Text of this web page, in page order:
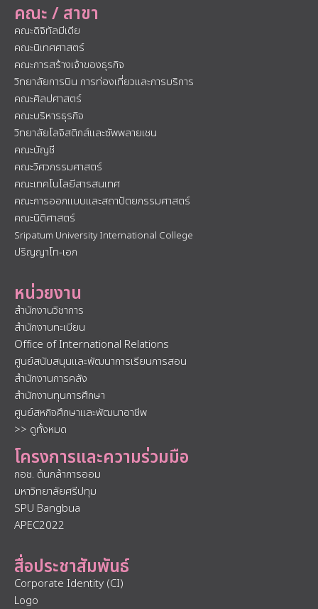
คณะ / สาขา
คณะดิจิทัลมีเดีย
คณะนิเทศศาสตร์
คณะการสร้างเจ้าของธุรกิจ
วิทยาลัยการบิน การท่องเที่ยวและการบริการ
คณะศิลปศาสตร์
คณะบริหารธุรกิจ
วิทยาลัยโลจิสติกส์และซัพพลายเชน
คณะบัญชี
คณะวิศวกรรมศาสตร์
คณะเทคโนโลยีสารสนเทศ
คณะการออกแบบและสถาปัตยกรรมศาสตร์
คณะนิติศาสตร์
Sripatum University International College
ปริญญาโท-เอก
หน่วยงาน
สำนักงานวิชาการ
สำนักงานทะเบียน
Office of International Relations
ศูนย์สนับสนุนและพัฒนาการเรียนการสอน
สำนักงานการคลัง
สำนักงานทุนการศึกษา
ศูนย์สหกิจศึกษาและพัฒนาอาชีพ
>> ดูทั้งหมด
โครงการและความร่วมมือ
กอช. ต้นกล้าการออม
มหาวิทยาลัยศรีปทุม
SPU Bangbua
APEC2022
สื่อประชาสัมพันธ์
Corporate Identity (CI)
Logo